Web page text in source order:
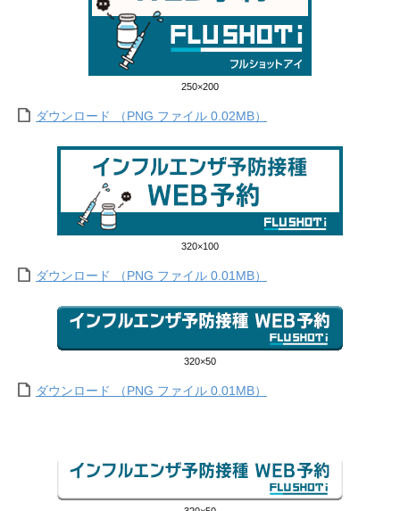
250×200
ダウンロード （PNG ファイル 0.02MB）
320×100
ダウンロード （PNG ファイル 0.01MB）
320×50
ダウンロード （PNG ファイル 0.01MB）